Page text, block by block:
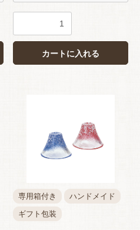
カートに入れる
専用箱付き
ハンドメイド
ギフト包装